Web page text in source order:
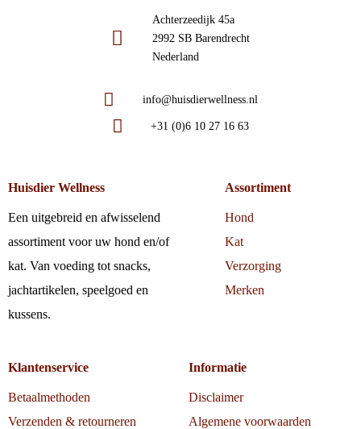
Achterzeedijk 45a
2992 SB Barendrecht
Nederland
info@huisdierwellness.nl
+31 (0)6 10 27 16 63
Huisdier Wellness
Een uitgebreid en afwisselend
assortiment voor uw hond en/of
kat. Van voeding tot snacks,
jachtartikelen, speelgoed en
kussens.
Assortiment
Hond
Kat
Verzorging
Merken
Klantenservice
Betaalmethoden
Verzenden & retourneren
Informatie
Disclaimer
Algemene voorwaarden